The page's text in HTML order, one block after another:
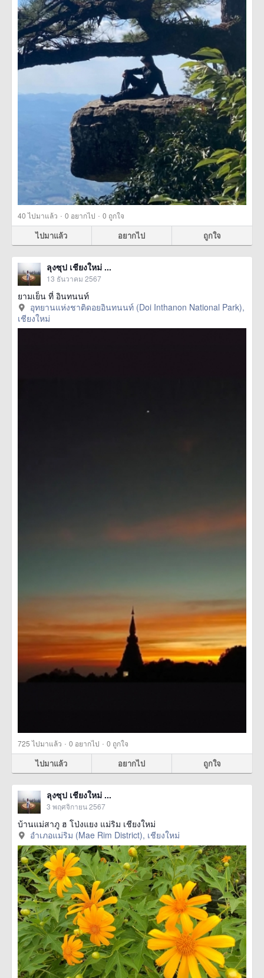
40ไปมาแล้ว · 0 อยากไป · 0 ถูกใจ
ไปมาแล้ว อยากไป ถูกใจ
ลุงซุป เชียงใหม่ ...
13 ธันวาคม 2567
ยามเย็น ที่ อินทนนท์
อุทยานแห่งชาติดอยอินทนนท์ (Doi Inthanon National Park),
เชียงใหม่
725ไปมาแล้ว · 0 อยากไป · 0 ถูกใจ
ไปมาแล้ว อยากไป ถูกใจ
ลุงซุป เชียงใหม่ ...
3 พฤศจิกายน 2567
บ้านแม่สาภู ฮ โป่งแยง แม่ริม เชียงใหม่
อำเภอแม่ริม (Mae Rim District), เชียงใหม่